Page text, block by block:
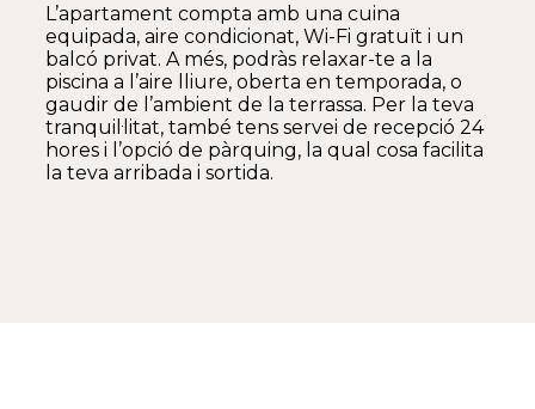
L’apartament compta amb una cuina
equipada, aire condicionat, Wi-Fi gratuït i un
balcó privat. A més, podràs relaxar-te a la
piscina a l’aire lliure, oberta en temporada, o
gaudir de l’ambient de la terrassa. Per la teva
tranquil·litat, també tens servei de recepció 24
hores i l’opció de pàrquing, la qual cosa facilita
la teva arribada i sortida.